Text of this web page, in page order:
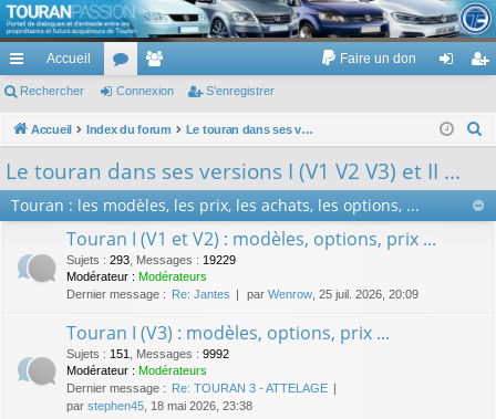
TouranPassion
Le forum des propriétaires ou futurs acquéreurs du Volkswagen Touran
cc
ès
pi
de
Accueil
or
u
s
e
m
es
Faire un don
ne
on
nr
ist
re
Rechercher Connexion S’enregistrer
Accueil Index du forum Le touran dans ses versions I (V1 V2 V3) et II ...
Le touran dans ses versions I (V1 V2 V3) et II ...
Touran : les modèles, les prix, les achats, les options, ...
Touran I (V1 et V2) : modèles, options, prix ...
Sujets : 293 Messages : 19229
Modérateur : Modérateurs
Dernier message : Re: Jantes par Wenrow , 25 juil. 2026, 20:09
Touran I (V3) : modèles, options, prix ...
Sujets : 151 Messages : 9992
Modérateur : Modérateurs
Dernier message : Re: TOURAN 3 - ATTELAGE
par stephen45 , 18 mai 2026, 23:38